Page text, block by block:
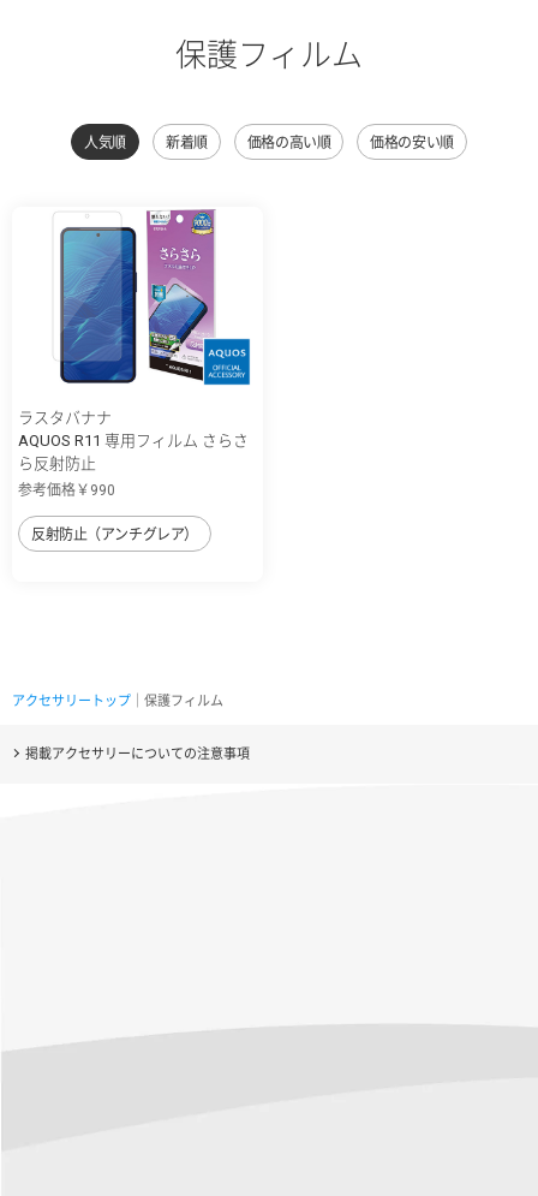
保護フィルム
人気順 新着順 価格の高い順 価格の安い順
ラスタバナナ
AQUOS R11 専用フィルム さらさ
ら反射防止
参考価格￥990
反射防止（アンチグレア）
アクセサリートップ ｜保護フィルム
掲載アクセサリーについての注意事項